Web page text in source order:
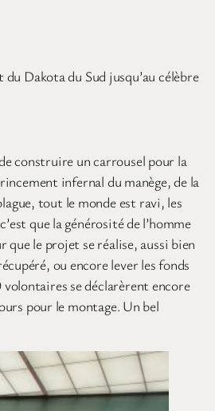
Dakota du Sud jusqu’au célèbre
construire un carrousel pour la
infernal du manège, de la
tout le monde est ravi, les
que la générosité de l’homme
que le projet se réalise, aussi bien
ou encore lever les fonds
volontaires se déclarèrent encore
pour le montage. Un bel